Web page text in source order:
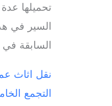
تحميلها
السير في
السابقة
نقل اثاث
التجمع